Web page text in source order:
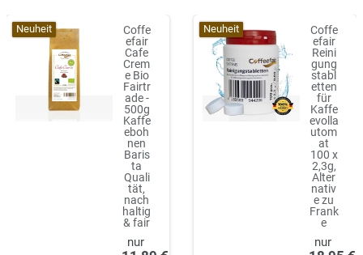
Neuheit
Coffe
efair
Cafe
Crem
e Bio
Fairtr
ade -
500g
Kaffe
eboh
nen
Baris
ta
Quali
tät,
nach
haltig
& fair
Neuheit
Coffe
efair
Reini
gung
stabl
etten
für
Kaffe
evolla
utom
at
100 x
2,3g,
Alter
nativ
e zu
Frank
e